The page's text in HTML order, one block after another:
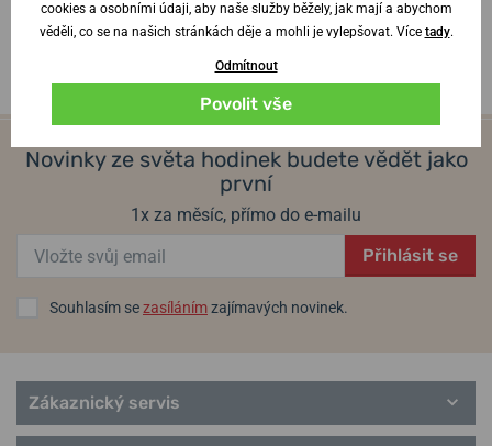
Novinky ze světa hodinek budete vědět jako
první
1x za měsíc, přímo do e-mailu
Přihlásit se
Souhlasím sezasílánímzajímavých novinek.
Zákaznický servis
cookies a osobními údaji, aby naše služby běžely, jak mají a abychom
věděli, co se na našich stránkách děje a mohli je vylepšovat. Více tady.
Odmítnout
Povolit vše